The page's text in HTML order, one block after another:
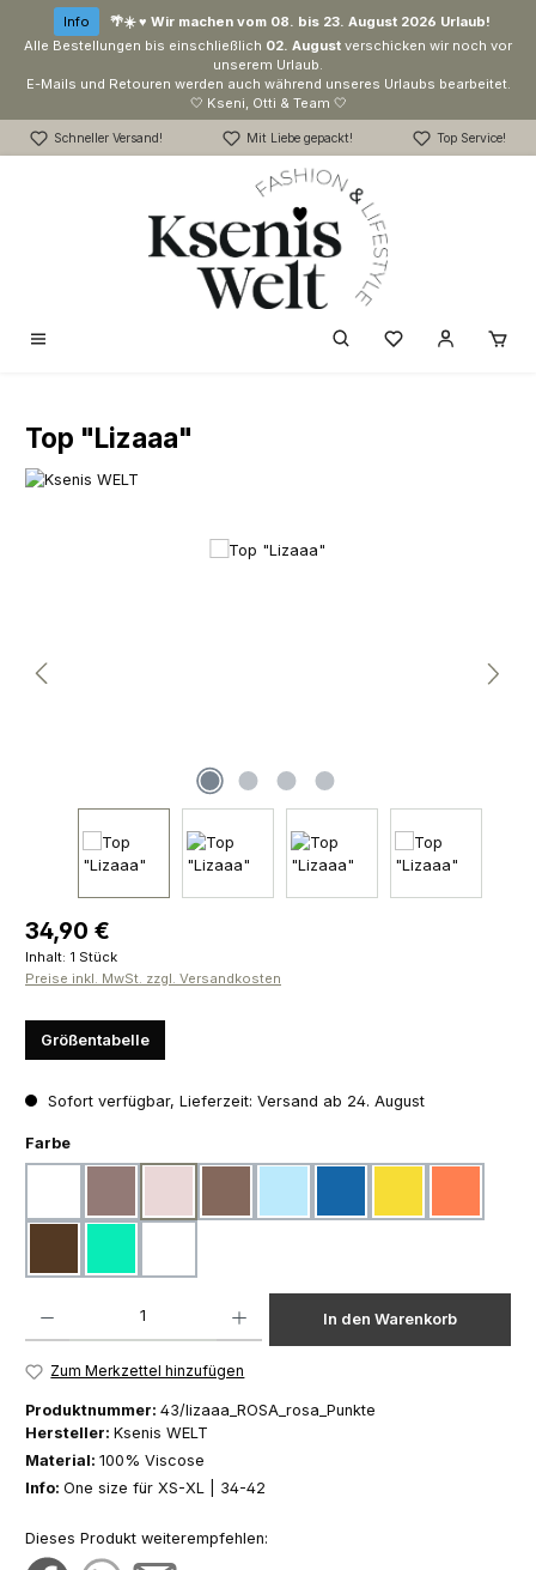
Zum Hauptinhalt springen
Info
🌴☀️ ♥ Wir machen vom 08. bis 23. August 2026 Urlaub!
Alle Bestellungen bis einschließlich 02. August verschicken wir noch vor
unserem Urlaub.
E-Mails und Retouren werden auch während unseres Urlaubs bearbeitet.
🤍 Kseni, Otti & Team 🤍
Schneller Versand! Mit Liebe gepackt! Top Service!
Du hast 0
Top "Lizaaa"
Regulärer Preis:
34,90 €
Inhalt: 1 Stück
Preise inkl. MwSt. zzgl. Versandkosten
Größentabelle
Sofort verfügbar, Lieferzeit: Versand ab 24. August
Farbeauswählen
In den Warenkorb
Zum Merkzettel hinzufügen
Produktnummer: 43/lizaaa_ROSA_rosa_Punkte
Hersteller: Ksenis WELT
Material: 100% Viscose
Info: One size für XS-XL | 34-42
Dieses Produkt weiterempfehlen: